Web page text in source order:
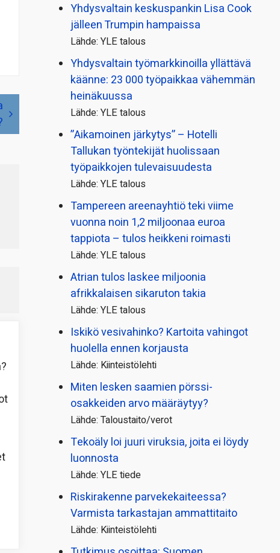
Yhdysvaltain keskuspankin Lisa Cook
jälleen Trumpin hampaissa
Lähde: YLE talous
Yhdysvaltain työmarkkinoilla yllättävä
käänne: 23 000 työpaikkaa vähemmän
heinäkuussa
Lähde: YLE talous
”Aikamoinen järkytys” – Hotelli
Tallukan työntekijät huolissaan
työpaikkojen tulevaisuudesta
Lähde: YLE talous
Tampereen areenayhtiö teki viime
vuonna noin 1,2 miljoonaa euroa
tappiota – tulos heikkeni roimasti
Lähde: YLE talous
Atrian tulos laskee miljoonia
afrikkalaisen sikaruton takia
Lähde: YLE talous
Iskikö vesivahinko? Kartoita vahingot
huolella ennen korjausta
Lähde: Kiinteistölehti
Miten lesken saamien pörssi­
osakkeiden arvo määräytyy?
Lähde: Taloustaito/verot
Tekoäly loi juuri viruksia, joita ei löydy
luonnosta
Lähde: YLE tiede
Riskirakenne parvekekaiteessa?
Varmista tarkastajan ammattitaito
Lähde: Kiinteistölehti